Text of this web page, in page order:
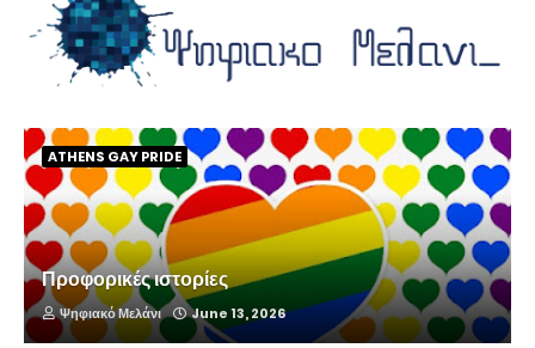
ATHENS GAY PRIDE
Προφορικές ιστορίες
Ψηφιακό Μελάνι June 13, 2026